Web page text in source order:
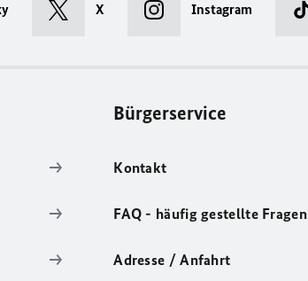
X Instagram
Bürgerservice
Kontakt
FAQ - häufig gestellte Fragen
Adresse / Anfahrt